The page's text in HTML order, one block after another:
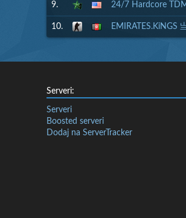
9. 24/7 Hardcore
10. EMIRATES.KiNGS
Serveri:
Serveri
Boosted serveri
Dodaj na ServerTracker